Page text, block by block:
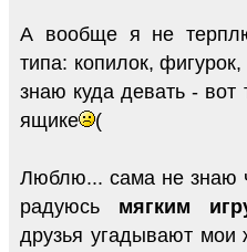
А вообще я не
типа: копилок,
знаю куда девать - вот
ящике
(
Люблю... сама не знаю
радуюсь мягким
друзья угадывают мои